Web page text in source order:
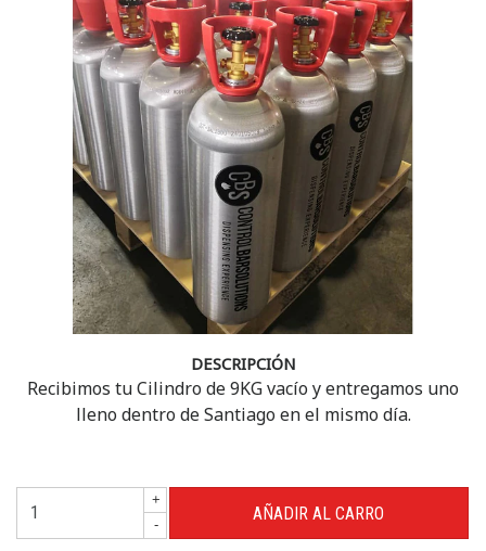
DESCRIPCIÓN
Recibimos tu Cilindro de 9KG vacío y entregamos uno
lleno dentro de Santiago en el mismo día.
+
-